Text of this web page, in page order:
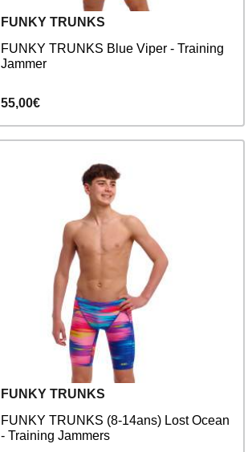
FUNKY TRUNKS
FUNKY TRUNKS Blue Viper - Training
Jammer
55,00€
FUNKY TRUNKS
FUNKY TRUNKS (8-14ans) Lost Ocean
- Training Jammers